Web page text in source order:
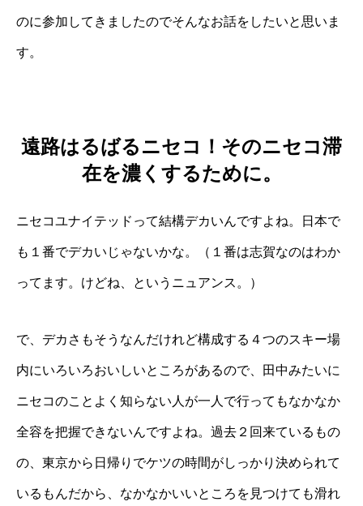
のに参加してきましたのでそんなお話をしたいと思いま
す。
遠路はるばるニセコ！そのニセコ滞
在を濃くするために。
ニセコユナイテッドって結構デカいんですよね。日本で
も１番でデカいじゃないかな。（１番は志賀なのはわか
ってます。けどね、というニュアンス。）
で、デカさもそうなんだけれど構成する４つのスキー場
内にいろいろおいしいところがあるので、田中みたいに
ニセコのことよく知らない人が一人で行ってもなかなか
全容を把握できないんですよね。過去２回来ているもの
の、東京から日帰りでケツの時間がしっかり決められて
いるもんだから、なかなかいいところを見つけても滑れ